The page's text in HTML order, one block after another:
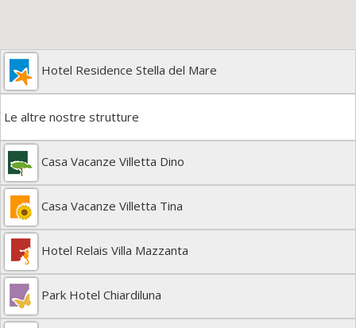
Hotel Residence Stella del Mare
Le altre nostre strutture
Casa Vacanze Villetta Dino
Casa Vacanze Villetta Tina
Hotel Relais Villa Mazzanta
Park Hotel Chiardiluna